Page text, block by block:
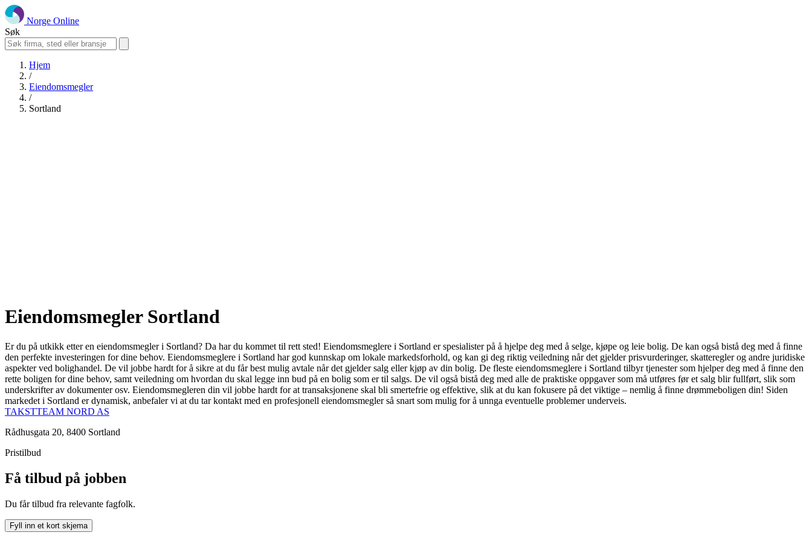
Norge Online
Søk
Hjem
/
Eiendomsmegler
/
Sortland
Eiendomsmegler Sortland
Er du på utkikk etter en eiendomsmegler i Sortland? Da har du kommet til rett sted! Eiendomsmeglere i Sortland er spesialister på å hjelpe deg med å selge, kjøpe og leie bolig. De kan også bistå deg med å finne
den perfekte investeringen for dine behov. Eiendomsmeglere i Sortland har god kunnskap om lokale markedsforhold, og kan gi deg riktig veiledning når det gjelder prisvurderinger, skatteregler og andre juridiske
aspekter ved bolighandel. De vil jobbe hardt for å sikre at du får best mulig avtale når det gjelder salg eller kjøp av din bolig. De fleste eiendomsmeglere i Sortland tilbyr tjenester som hjelper deg med å finne den
rette boligen for dine behov, samt veiledning om hvordan du skal legge inn bud på en bolig som er til salgs. De vil også bistå deg med alle de praktiske oppgaver som må utføres før et salg blir fullført, slik som
underskrifter av dokumenter osv. Eiendomsmegleren din vil jobbe hardt for at transaksjonene skal bli smertefrie og effektive, slik at du kan fokusere på det viktige – nemlig å finne drømmeboligen din! Siden
markedet i Sortland er dynamisk, anbefaler vi at du tar kontakt med en profesjonell eiendomsmegler så snart som mulig for å unnga eventuelle problemer underveis.
TAKSTTEAM NORD AS
Rådhusgata 20, 8400 Sortland
Pristilbud
Få tilbud på jobben
Du får tilbud fra relevante fagfolk.
Fyll inn et kort skjema